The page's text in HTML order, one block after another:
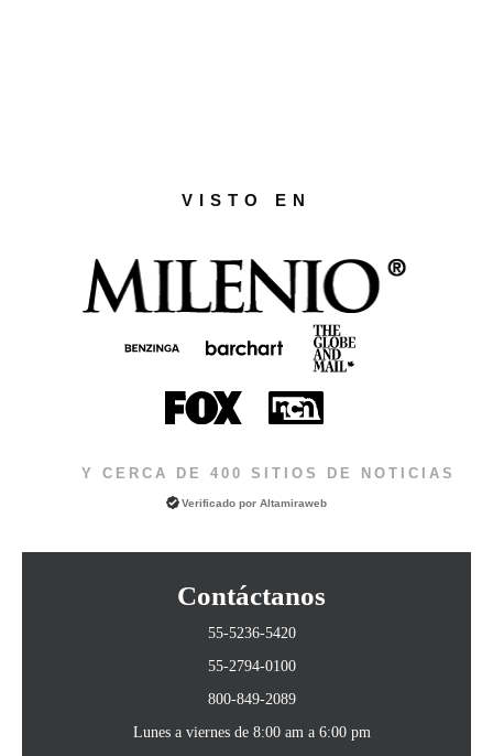
VISTO EN
Y CERCA DE 400 SITIOS DE NOTICIAS
Verificado porAltamiraweb
Contáctanos
55-5236-5420
55-2794-0100
800-849-2089
Lunes a viernes de 8:00 am a 6:00 pm